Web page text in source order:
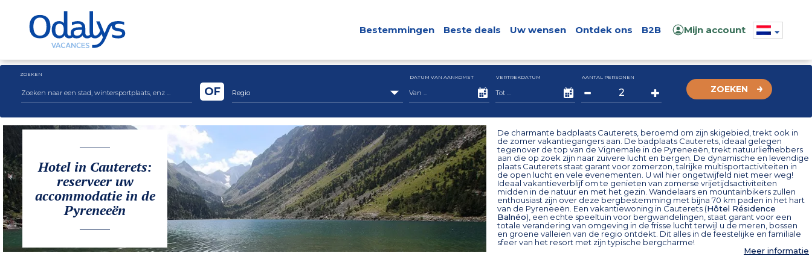
Bestemmingen Beste deals Uw wensen Ontdek ons B2B Mijn account
ZOEKEN
Regio
OF
DATUM VAN AANKOMST VERTREKDATUM AANTAL PERSONEN
ZOEKEN
Hotel in Cauterets:
reserveer uw
accommodatie in de
Pyreneeën
De charmante badplaats Cauterets, beroemd om zijn skigebied, trekt ook in
de zomer vakantiegangers aan. De badplaats Cauterets, ideaal gelegen
tegenover de top van de Vignemale in de Pyreneeën, trekt natuurliefhebbers
aan die op zoek zijn naar zuivere lucht en bergen. De dynamische en levendige
plaats Cauterets staat garant voor zomerzon, talrijke multisportactiviteiten in
de open lucht en vele evenementen. U wil hier ongetwijfeld niet meer weg!
Ideaal vakantieverblijf om te genieten van zomerse vrijetijdsactiviteiten
midden in de natuur en met het gezin. Wandelaars en mountainbikers zullen
enthousiast zijn over deze bergbestemming met bijna 70 km paden in het hart
van de Pyreneeën. Een vakantiewoning in Cauterets (Hôtel Résidence
Balnéo), een echte speeltuin voor bergwandelingen, staat garant voor een
totale verandering van omgeving in de frisse lucht terwijl u de meren, bossen
en groene valleien van de regio ontdekt. Dit alles in de feestelijke en familiale
sfeer van het resort met zijn typische bergcharme!
Meer informatie